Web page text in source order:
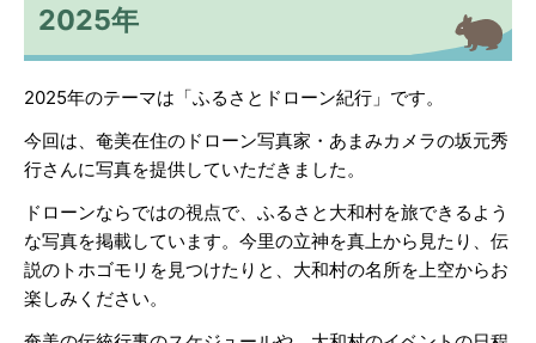
2025年
2025年のテーマは「ふるさとドローン紀行」です。
今回は、奄美在住のドローン写真家・あまみカメラの坂元秀
行さんに写真を提供していただきました。
ドローンならではの視点で、ふるさと大和村を旅できるよう
な写真を掲載しています。今里の立神を真上から見たり、伝
説のトホゴモリを見つけたりと、大和村の名所を上空からお
楽しみください。